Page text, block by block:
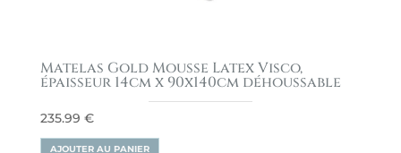
Matelas Gold Mousse Latex Visco,
épaisseur 14cm x 90x140cm déhoussable
235.99 €
AJOUTER AU PANIER